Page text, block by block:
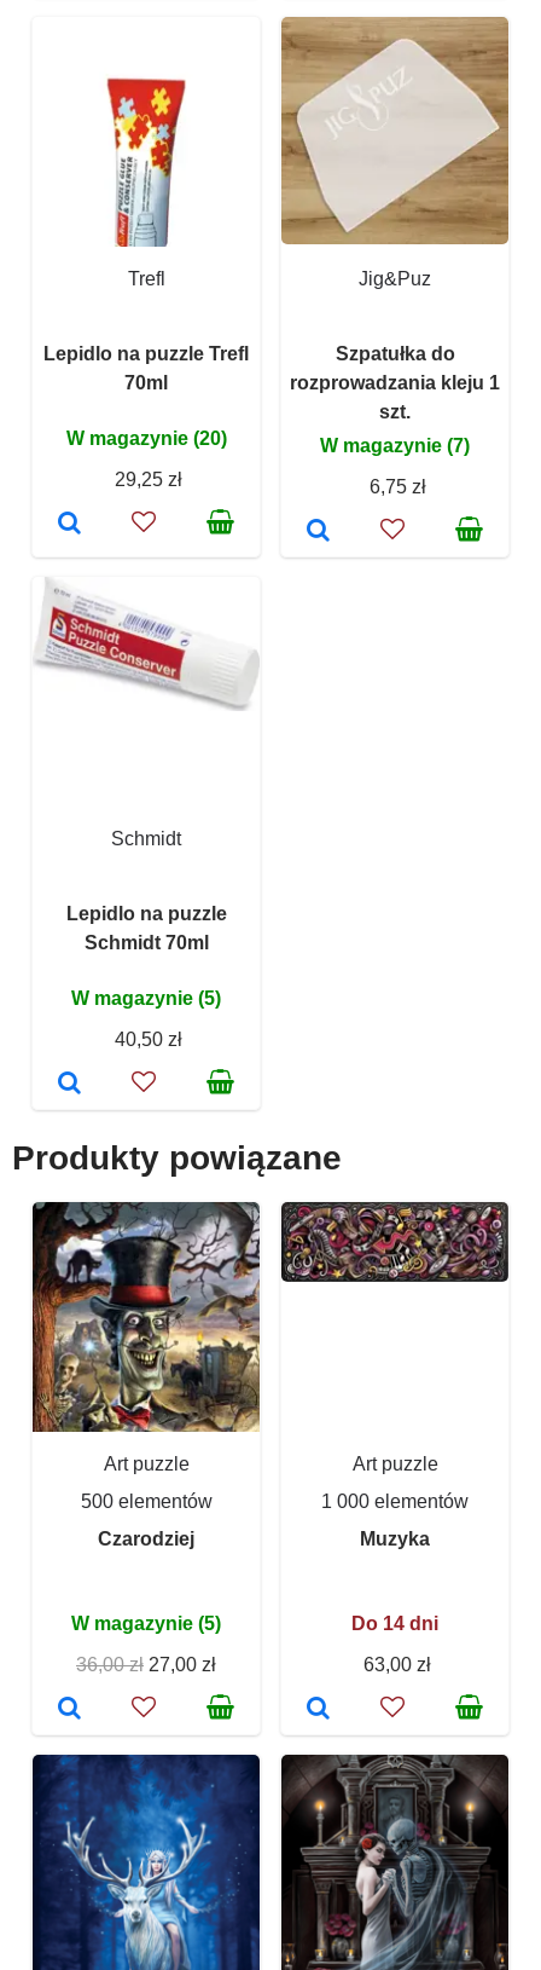
Trefl
Lepidlo na puzzle Trefl
70ml
W magazynie (20)
29,25 zł
Jig&Puz
Szpatułka do
rozprowadzania kleju 1
szt.
W magazynie (7)
6,75 zł
Schmidt
Lepidlo na puzzle
Schmidt 70ml
W magazynie (5)
40,50 zł
Produkty powiązane
Art puzzle
500 elementów
Czarodziej
W magazynie (5)
36,00 zł 27,00 zł
Art puzzle
1 000 elementów
Muzyka
Do 14 dni
63,00 zł